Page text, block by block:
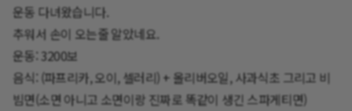
운동 다녀왔습니다.
추워서 손이 오는줄 알았네요.
운동: 3200보
음식: (파프리카, 오이, 셀러리) + 올리버오일, 사과식초 그리고 비
빔면(소면 아니고 소면이랑 진짜로 똑같이 생긴 스파게티면)